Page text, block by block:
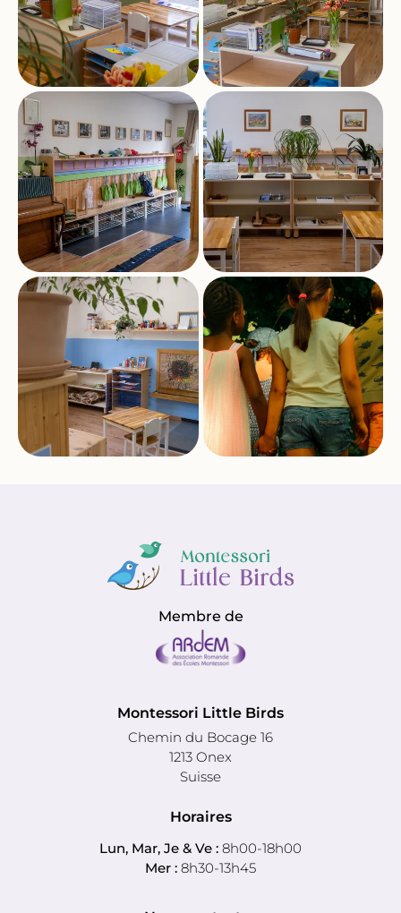
Membre de
Montessori Little Birds
Chemin du Bocage 16
1213 Onex
Suisse
Horaires
Lun, Mar, Je & Ve : 8h00-18h00
Mer : 8h30-13h45